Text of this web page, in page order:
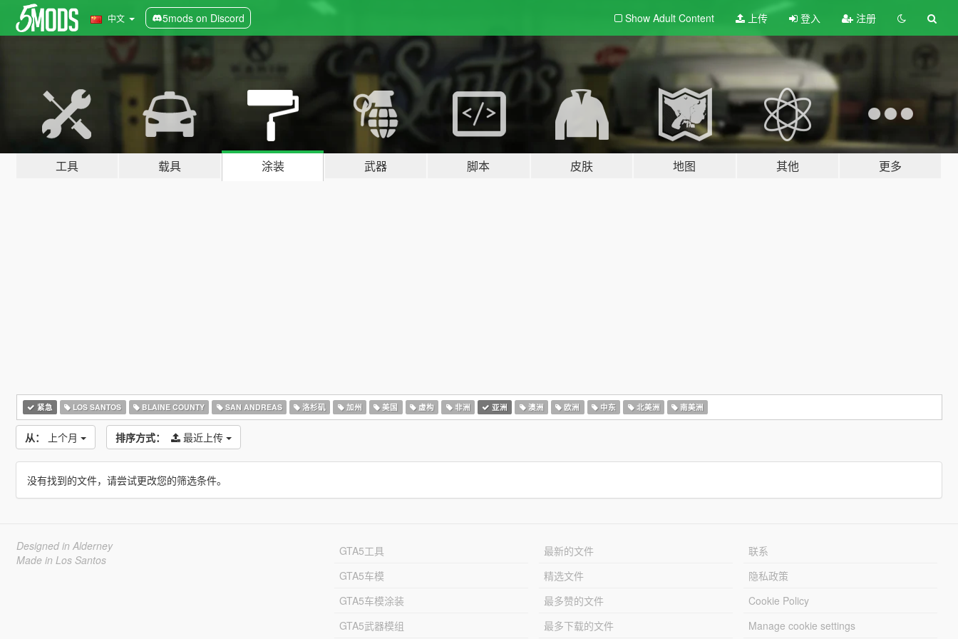
中文 5mods on Discord Show Adult Content 上传 登入 注册
工具 载具 涂装 武器 脚本 皮肤 地图 其他 更多
紧急 LOS SANTOS BLAINE COUNTY SAN ANDREAS 洛杉矶 加州 美国 虚构 非洲 亚洲 澳洲 欧洲 中东 北美洲 南美洲
从： 上个月 排序方式： 最近上传
没有找到的文件，请尝试更改您的筛选条件。
Designed in Alderney
Made in Los Santos
GTA5工具
GTA5车模
GTA5车模涂装
GTA5武器模组
最新的文件
精选文件
最多赞的文件
最多下载的文件
联系
隐私政策
Cookie Policy
Manage cookie settings